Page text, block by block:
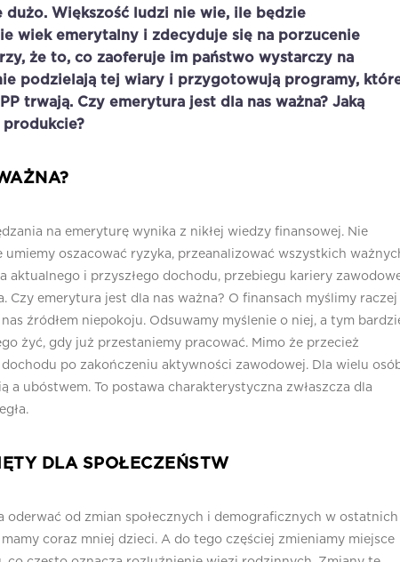
Większość ludzi nie wie, ile będzie
wiek emerytalny i zdecyduje się na porzucenie
że to, co zaoferuje im państwo wystarczy na
podzielają tej wiary i przygotowują programy,
trwają. Czy emerytura jest dla nas ważna? Jaką
na emeryturę wynika z nikłej wiedzy finansowej. Nie
oszacować ryzyka, przeanalizować wszystkich
aktualnego i przyszłego dochodu, przebiegu kariery
Czy emerytura jest dla nas ważna? O finansach myślimy raczej
źródłem niepokoju. Odsuwamy myślenie o niej, a tym
żyć, gdy już przestaniemy pracować. Mimo że przecież
po zakończeniu aktywności zawodowej. Dla wielu
ubóstwem. To postawa charakterystyczna zwłaszcza dla
DLA SPOŁECZEŃSTW
oderwać od zmian społecznych i demograficznych w ostatnich
coraz mniej dzieci. A do tego częściej zmieniamy miejsce